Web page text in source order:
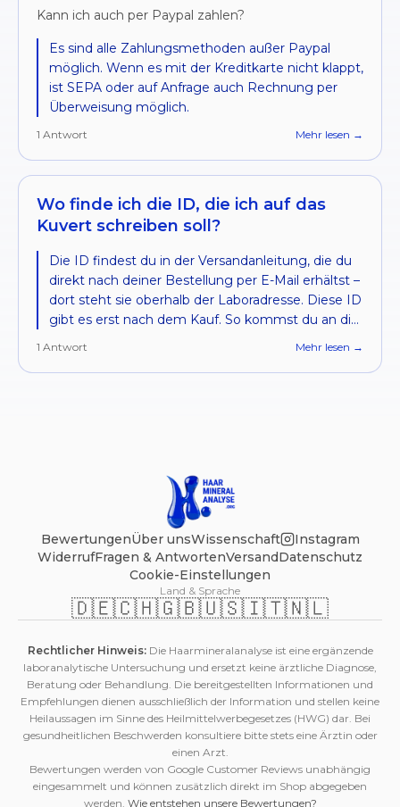
Blei, Quecksilber und Nickel. Wichtig, der Test
sondern ist ein Screening von Ablagerungen im
Körper und gibt Aufschluss über Stressregulation,
Stoffwechsel und Ablagerungen von Mineralien
und Metallen. Dies ist nicht mit einem Bluttest zu
Kann ich auch per Paypal zahlen?
Es sind alle Zahlungsmethoden außer Paypal
möglich. Wenn es mit der Kreditkarte nicht klappt,
ist SEPA oder auf Anfrage auch Rechnung per
Überweisung möglich.
1 Antwort Mehr lesen →
Wo finde ich die ID, die ich auf das
Kuvert schreiben soll?
Die ID findest du in der Versandanleitung, die du
direkt nach deiner Bestellung per E-Mail erhältst –
dort steht sie oberhalb der Laboradresse. Diese ID
gibt es erst nach dem Kauf. So kommst du an die
automatisch. - Zusätzlich ist sie in deiner
bringst, hängt von deinem Bestellland ab: - Aus
Deutschland: Du druckst einfach die
bereitgestellte Internetmarke aus und klebst sie
auf den Umschlag. Adressierung und Zuordnung
sind damit erledigt – du musst die ID nicht von
Hand aufschreiben. - Aus allen anderen Ländern
(z. B. Österreich, Schweiz): Du schreibst die
Laboradresse selbst auf das Kuvert und notierst
Wichtig: Ohne diese ID kann deine Probe nicht
sicher zugeordnet werden. Schreibe sie deshalb
genau so auf, wie sie in deiner Anleitung steht.
1 Antwort Mehr lesen →
BewertungenÜber unsWissenschaft
Instagram
WiderrufFragen & AntwortenVersandDatenschutz
Cookie-Einstellungen
Land & Sprache
🇩🇪🇨🇭🇬🇧🇺🇸🇮🇹🇳🇱
Rechtlicher Hinweis: Die Haarmineralanalyse ist eine ergänzende
laboranalytische Untersuchung und ersetzt keine ärztliche Diagnose,
Beratung oder Behandlung. Die bereitgestellten Informationen und
Empfehlungen dienen ausschließlich der Information und stellen keine
Heilaussagen im Sinne des Heilmittelwerbegesetzes (HWG) dar. Bei
gesundheitlichen Beschwerden konsultiere bitte stets eine Ärztin oder
einen Arzt.
Bewertungen werden von Google Customer Reviews unabhängig
eingesammelt und können zusätzlich direkt im Shop abgegeben
werden. Wie entstehen unsere Bewertungen?